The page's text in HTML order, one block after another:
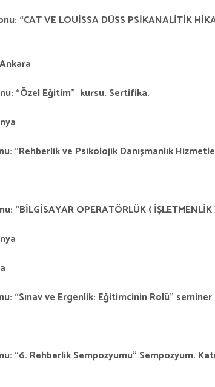
LOUİSSA DÜSS PSİKANALİTİK
Eğitim” kursu. Sertifika.
ve Psikolojik Danışmanlık Hizmetleri”
OPERATÖRLÜK (
Ergenlik: Eğitimcinin Rolü” seminer
Sempozyumu” Sempozyum.